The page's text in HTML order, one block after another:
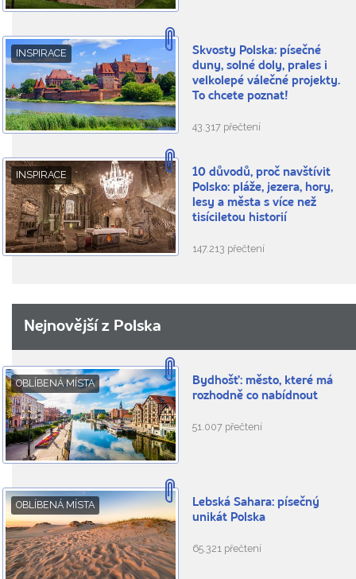
INSPIRACE
Skvosty Polska: písečné
duny, solné doly, prales i
velkolepé válečné projekty.
To chcete poznat!
43.317 přečtení
INSPIRACE
10 důvodů, proč navštívit
Polsko: pláže, jezera, hory,
lesy a města s více než
tisíciletou historií
147.213 přečtení
Nejnovější z Polska
OBLÍBENÁ MÍSTA
Bydhošť: město, které má
rozhodně co nabídnout
51.007 přečtení
OBLÍBENÁ MÍSTA
Lebská Sahara: písečný
unikát Polska
65.321 přečtení